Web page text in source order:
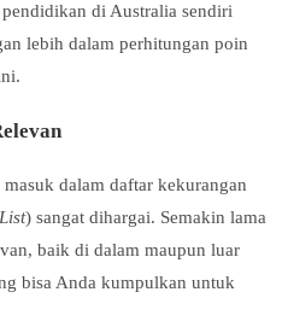
di Australia sendiri
lebih dalam perhitungan poin
dalam daftar kekurangan
) sangat dihargai. Semakin lama
baik di dalam maupun luar
bisa Anda kumpulkan untuk